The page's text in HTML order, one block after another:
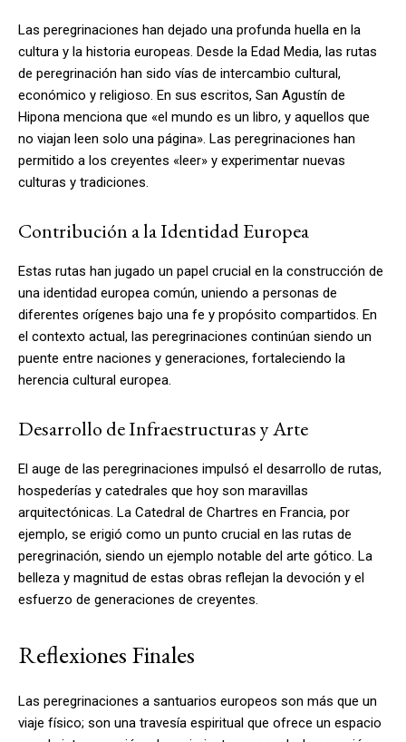
Las peregrinaciones han dejado una profunda huella en la
cultura y la historia europeas. Desde la Edad Media, las rutas
de peregrinación han sido vías de intercambio cultural,
económico y religioso. En sus escritos, San Agustín de
Hipona menciona que «el mundo es un libro, y aquellos que
no viajan leen solo una página». Las peregrinaciones han
permitido a los creyentes «leer» y experimentar nuevas
culturas y tradiciones.
Contribución a la Identidad Europea
Estas rutas han jugado un papel crucial en la construcción de
una identidad europea común, uniendo a personas de
diferentes orígenes bajo una fe y propósito compartidos. En
el contexto actual, las peregrinaciones continúan siendo un
puente entre naciones y generaciones, fortaleciendo la
herencia cultural europea.
Desarrollo de Infraestructuras y Arte
El auge de las peregrinaciones impulsó el desarrollo de rutas,
hospederías y catedrales que hoy son maravillas
arquitectónicas. La Catedral de Chartres en Francia, por
ejemplo, se erigió como un punto crucial en las rutas de
peregrinación, siendo un ejemplo notable del arte gótico. La
belleza y magnitud de estas obras reflejan la devoción y el
esfuerzo de generaciones de creyentes.
Reflexiones Finales
Las peregrinaciones a santuarios europeos son más que un
viaje físico; son una travesía espiritual que ofrece un espacio